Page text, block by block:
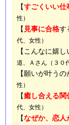
【すごくいい仕
性）
【 見事に合格す
代、女性）
【こんなに嬉
道、Ａさん（３０
【願いが叶うの
性）
【癒し合える関
代、女性）
【なぜか、恋人